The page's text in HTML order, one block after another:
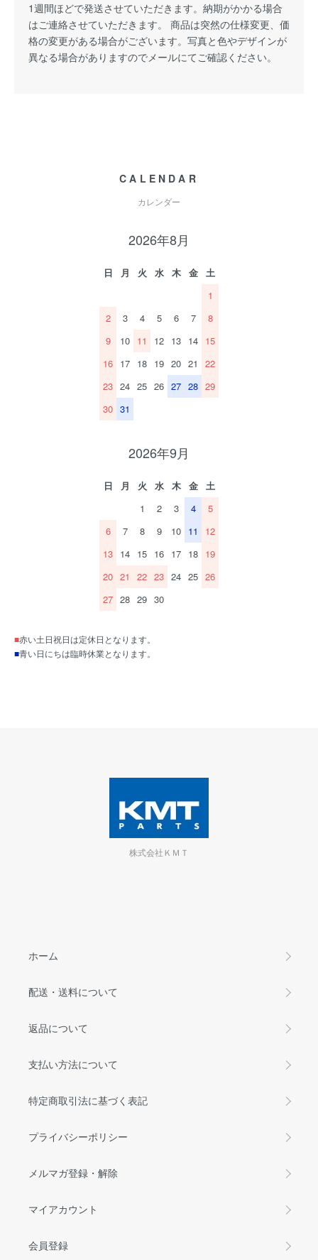
1週間ほどで発送させていただきます。納期がかかる場合
はご連絡させていただきます。 商品は突然の仕様変更、価
格の変更がある場合がございます。写真と色やデザインが
異なる場合がありますのでメールにてご確認ください。
CALENDAR
カレンダー
2026年8月
日 月 火 水 木 金
土
1
2
3 4 5 6 7
8
9
10 11 12 13 14 15
16 17 18 19 20 21
22
23 24 25 26 27 28 29
30 31
2026年9月
日 月 火 水 木 金
土
1
2 3 4
5
6
7 8 9 10 11
12
13 14 15 16 17 18 19
20 21 22 23 24 25 26
27 28 29 30
■赤い土日祝日は定休日となります。
■青い日にちは臨時休業となります。
株式会社ＫＭＴ
ホーム
配送・送料について
返品について
支払い方法について
特定商取引法に基づく表記
プライバシーポリシー
メルマガ登録・解除
マイアカウント
会員登録